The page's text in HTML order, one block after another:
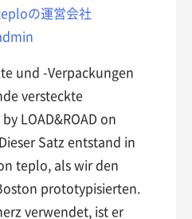
の運営会社
und -Verpackungen
versteckte
LOAD&ROAD on
Satz entstand in
teplo, als wir den
prototypisierten.
verwendet, ist er